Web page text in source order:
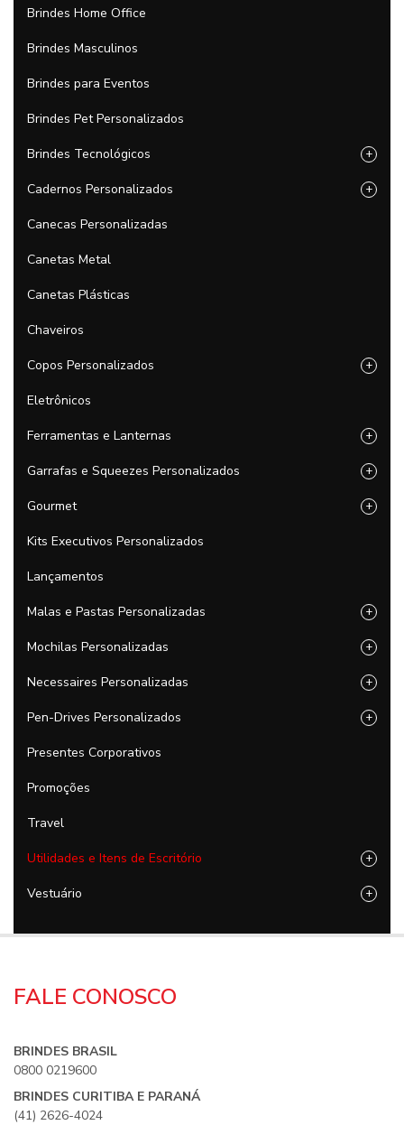
Brindes Home Office
Brindes Masculinos
Brindes para Eventos
Brindes Pet Personalizados
Brindes Tecnológicos +
Cadernos Personalizados +
Canecas Personalizadas
Canetas Metal
Canetas Plásticas
Chaveiros
Copos Personalizados +
Eletrônicos
Ferramentas e Lanternas +
Garrafas e Squeezes Personalizados +
Gourmet +
Kits Executivos Personalizados
Lançamentos
Malas e Pastas Personalizadas +
Mochilas Personalizadas +
Necessaires Personalizadas +
Pen-Drives Personalizados +
Presentes Corporativos
Promoções
Travel
Utilidades e Itens de Escritório +
Vestuário +
FALE CONOSCO
BRINDES BRASIL
0800 0219600
BRINDES CURITIBA E PARANÁ
(41) 2626-4024